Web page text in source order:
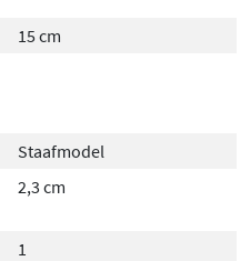
15 cm
Staafmodel
2,3 cm
1